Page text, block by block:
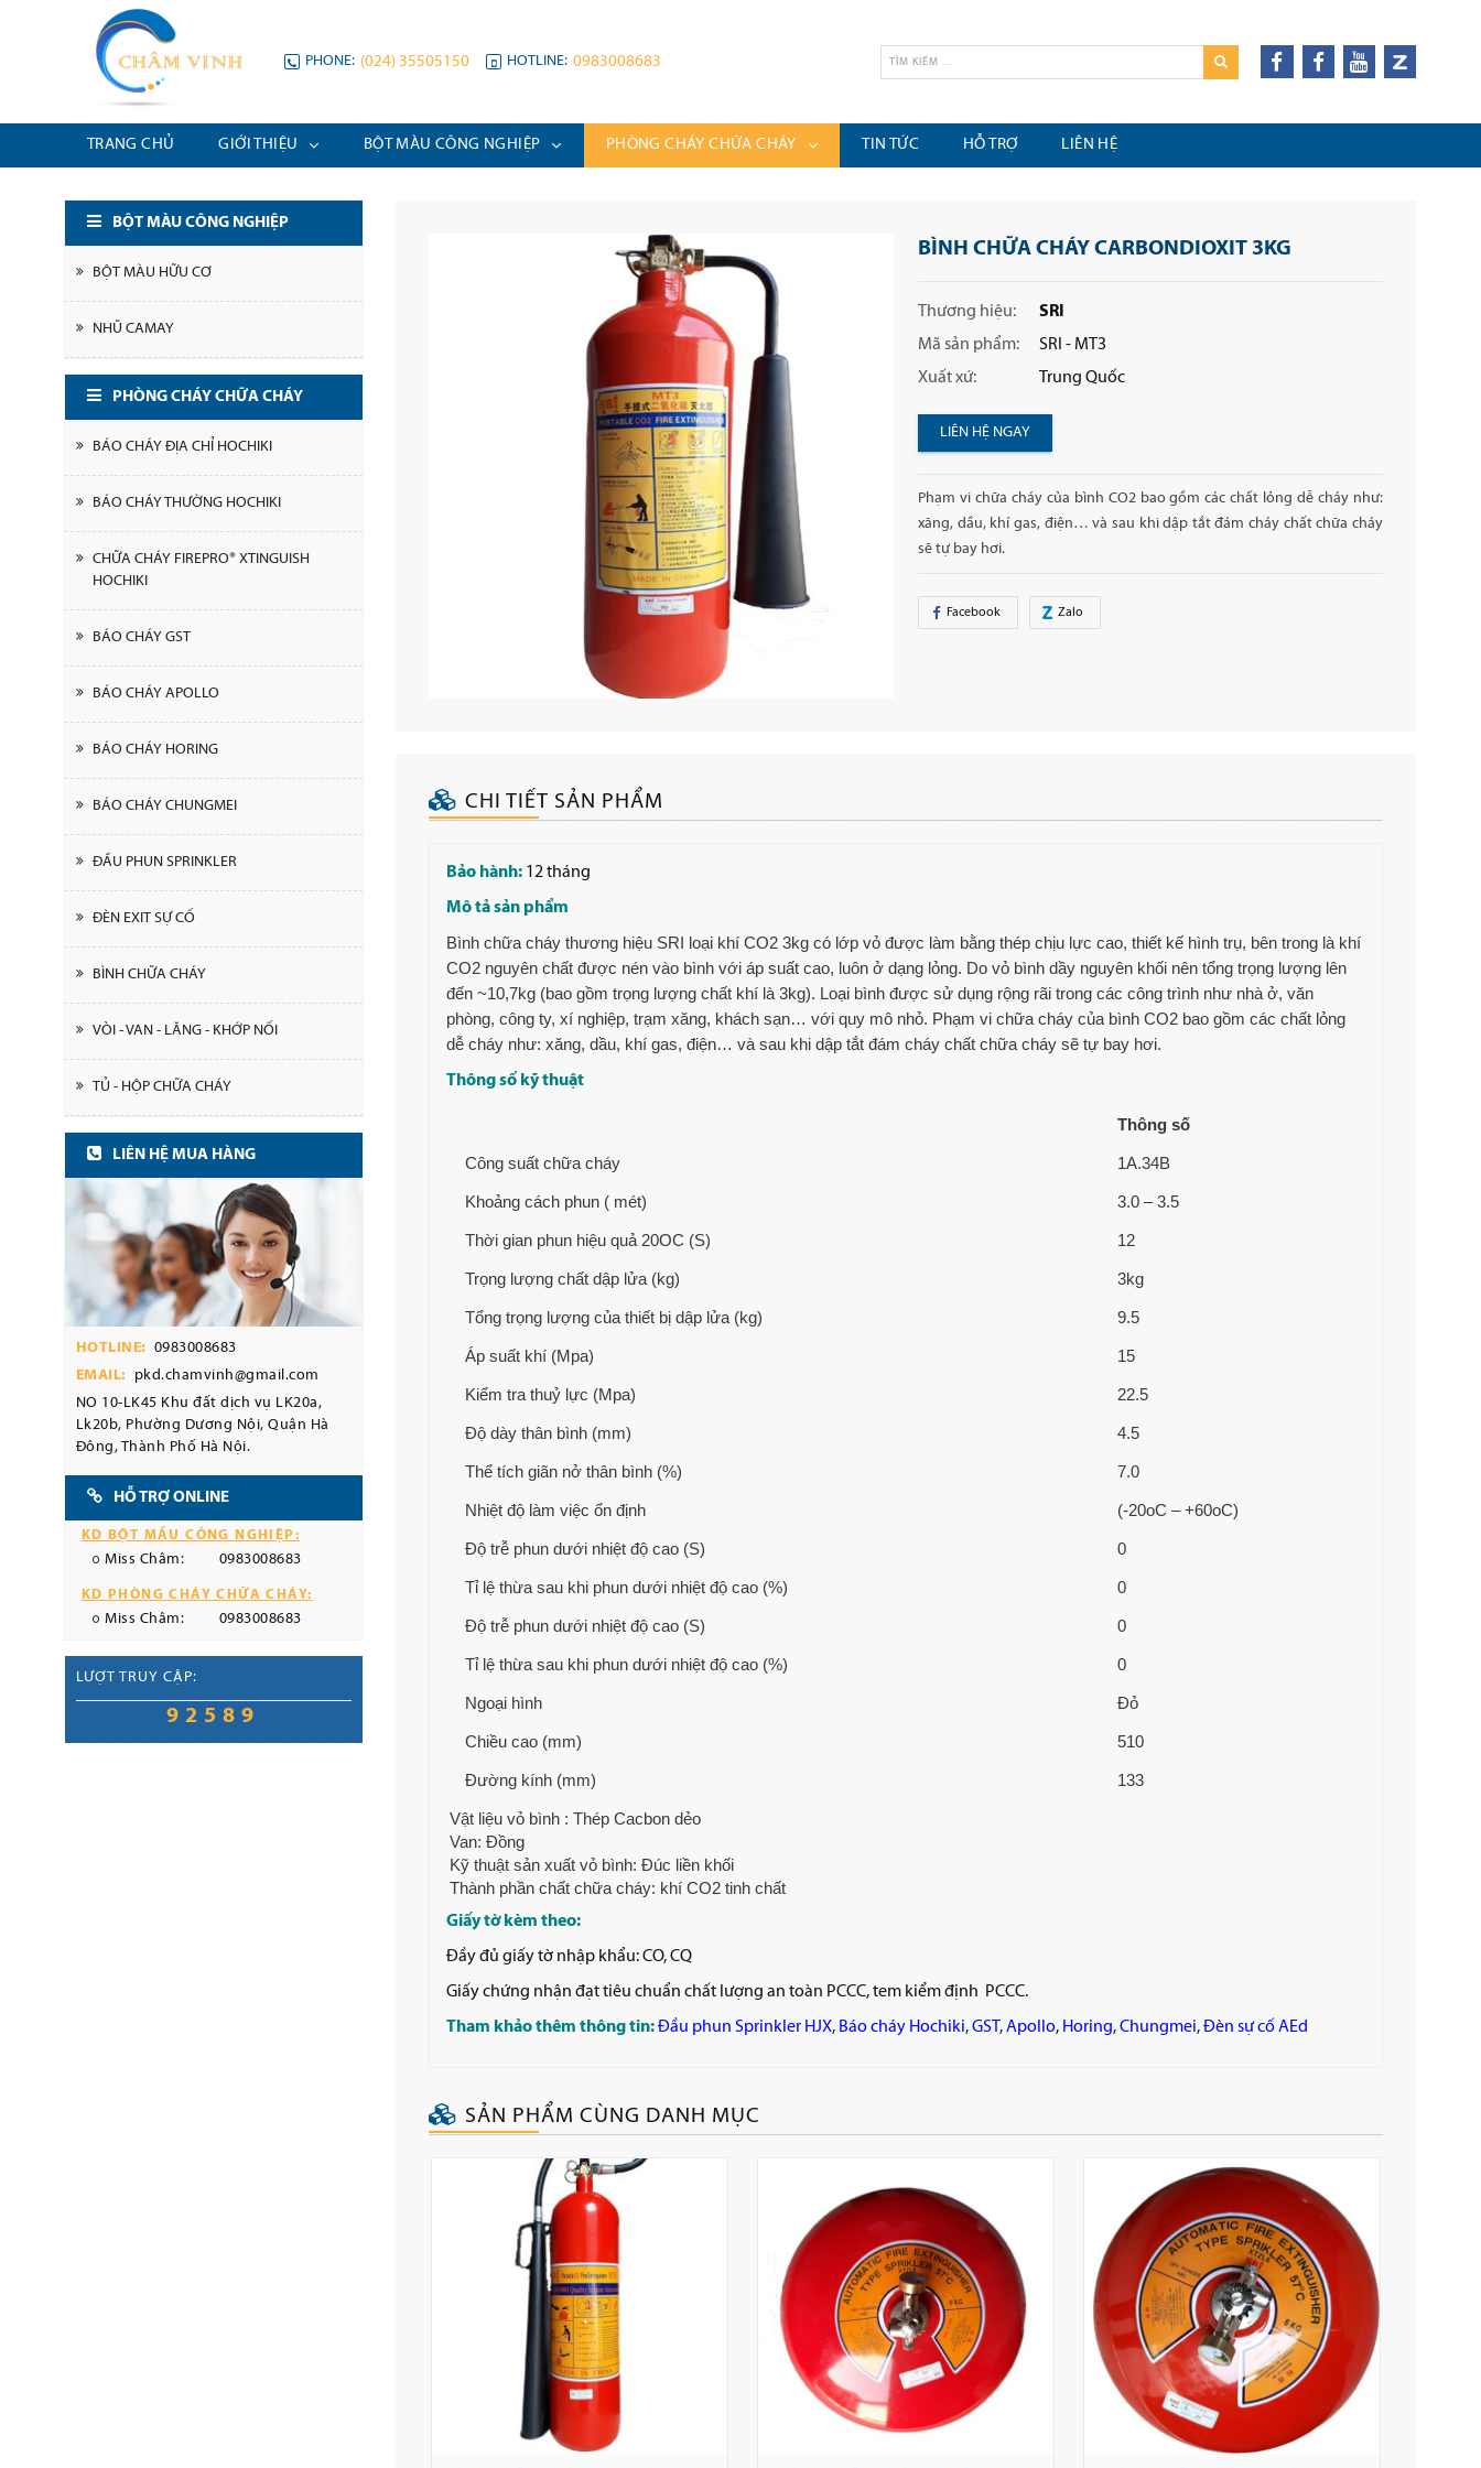
PHONE: (024) 35505150 HOTLINE: 0983008683
TRANG CHỦ GIỚI THIỆU BỘT MÀU CÔNG NGHIỆP PHÒNG CHÁY CHỮA CHÁY TIN TỨC HỖ TRỢ LIÊN HỆ
BỘT MÀU CÔNG NGHIỆP
BỘT MÀU HỮU CƠ
NHŨ CAMAY
PHÒNG CHÁY CHỮA CHÁY
BÁO CHÁY ĐỊA CHỈ HOCHIKI
BÁO CHÁY THƯỜNG HOCHIKI
CHỮA CHÁY FIREPRO® XTINGUISH
HOCHIKI
BÁO CHÁY GST
BÁO CHÁY APOLLO
BÁO CHÁY HORING
BÁO CHÁY CHUNGMEI
ĐẦU PHUN SPRINKLER
ĐÈN EXIT SỰ CỐ
BÌNH CHỮA CHÁY
VÒI - VAN - LĂNG - KHỚP NỐI
TỦ - HỘP CHỮA CHÁY
LIÊN HỆ MUA HÀNG
HOTLINE: 0983008683
EMAIL: pkd.chamvinh@gmail.com
NO 10-LK45 Khu đất dịch vụ LK20a,
Lk20b, Phường Dương Nội, Quận Hà
Đông, Thành Phố Hà Nội.
HỖ TRỢ ONLINE
KD BỘT MẦU CÔNG NGHIỆP:
Miss Châm: 0983008683
KD PHÒNG CHÁY CHỮA CHÁY:
Miss Châm: 0983008683
LƯỢT TRUY CẬP:
92589
BÌNH CHỮA CHÁY CARBONDIOXIT 3KG
Thương hiệu:
SRI
Mã sản phẩm:
SRI - MT3
Xuất xứ:
Trung Quốc
LIÊN HỆ NGAY
Phạm vi chữa cháy của bình CO2 bao gồm các chất lỏng dễ cháy như:
xăng, dầu, khí gas, điện… và sau khi dập tắt đám cháy chất chữa cháy
sẽ tự bay hơi.
Facebook Zalo
CHI TIẾT SẢN PHẨM
Bảo hành:12 tháng
Mô tả sản phẩm
Bình chữa cháy thương hiệu SRI loại khí CO2 3kg có lớp vỏ được làm bằng thép chịu lực cao, thiết kế hình trụ, bên trong là khí
CO2 nguyên chất được nén vào bình với áp suất cao, luôn ở dạng lỏng. Do vỏ bình dầy nguyên khối nên tổng trọng lượng lên
đến ~10,7kg (bao gồm trọng lượng chất khí là 3kg). Loại bình được sử dụng rộng rãi trong các công trình như nhà ở, văn
phòng, công ty, xí nghiệp, trạm xăng, khách sạn… với quy mô nhỏ. Phạm vi chữa cháy của bình CO2 bao gồm các chất lỏng
dễ cháy như: xăng, dầu, khí gas, điện… và sau khi dập tắt đám cháy chất chữa cháy sẽ tự bay hơi.
Thông số kỹ thuật
Thông số
Công suất chữa cháy 1A.34B
Khoảng cách phun ( mét) 3.0 – 3.5
Thời gian phun hiệu quả 20OC (S) 12
Trọng lượng chất dập lửa (kg) 3kg
Tổng trọng lượng của thiết bị dập lửa (kg) 9.5
Áp suất khí (Mpa) 15
Kiểm tra thuỷ lực (Mpa) 22.5
Độ dày thân bình (mm) 4.5
Thể tích giãn nở thân bình (%) 7.0
Nhiệt độ làm việc ổn định (-20oC – +60oC)
Độ trễ phun dưới nhiệt độ cao (S) 0
Tỉ lệ thừa sau khi phun dưới nhiệt độ cao (%) 0
Độ trễ phun dưới nhiệt độ cao (S) 0
Tỉ lệ thừa sau khi phun dưới nhiệt độ cao (%) 0
Ngoại hình Đỏ
Chiều cao (mm) 510
Đường kính (mm) 133
Vật liệu vỏ bình : Thép Cacbon dẻo
Van: Đồng
Kỹ thuật sản xuất vỏ bình: Đúc liền khối
Thành phần chất chữa cháy: khí CO2 tinh chất
Giấy tờ kèm theo:
Đầy đủ giấy tờ nhập khẩu: CO, CQ
Giấy chứng nhận đạt tiêu chuẩn chất lượng an toàn PCCC, tem kiểm định PCCC.
Tham khảo thêm thông tin: Đầu phun Sprinkler HJX, Báo cháy Hochiki,GST ,Apollo, Horing,Chungmei,Đèn sự cố AEd
SẢN PHẨM CÙNG DANH MỤC